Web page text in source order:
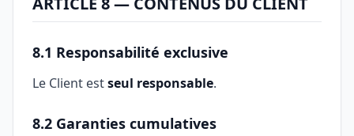
8.1 Responsabilité exclusive
Le Client estseul responsable.
8.2 Garanties cumulatives